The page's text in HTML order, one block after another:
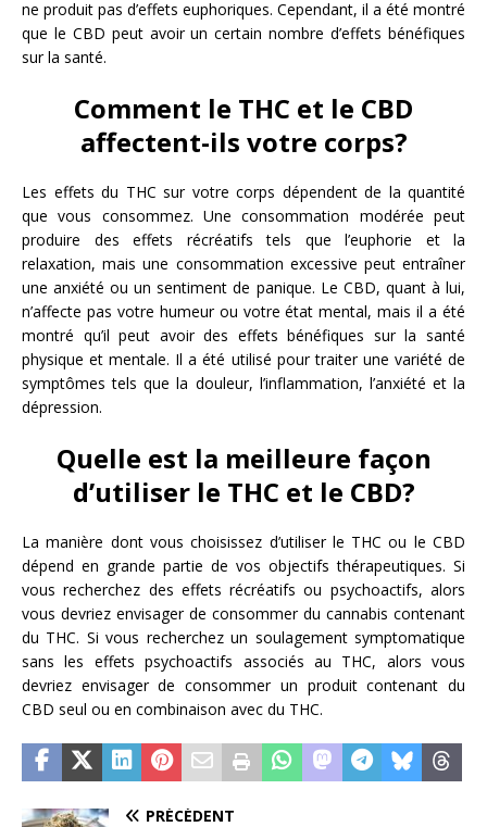
ne produit pas d’effets euphoriques. Cependant, il a été montré
que le CBD peut avoir un certain nombre d’effets bénéfiques
sur la santé.
Comment le THC et le CBD
affectent-ils votre corps?
Les effets du THC sur votre corps dépendent de la quantité
que vous consommez. Une consommation modérée peut
produire des effets récréatifs tels que l’euphorie et la
relaxation, mais une consommation excessive peut entraîner
une anxiété ou un sentiment de panique. Le CBD, quant à lui,
n’affecte pas votre humeur ou votre état mental, mais il a été
montré qu’il peut avoir des effets bénéfiques sur la santé
physique et mentale. Il a été utilisé pour traiter une variété de
symptômes tels que la douleur, l’inflammation, l’anxiété et la
dépression.
Quelle est la meilleure façon
d’utiliser le THC et le CBD?
La manière dont vous choisissez d’utiliser le THC ou le CBD
dépend en grande partie de vos objectifs thérapeutiques. Si
vous recherchez des effets récréatifs ou psychoactifs, alors
vous devriez envisager de consommer du cannabis contenant
du THC. Si vous recherchez un soulagement symptomatique
sans les effets psychoactifs associés au THC, alors vous
devriez envisager de consommer un produit contenant du
CBD seul ou en combinaison avec du THC.
PRÉCÉDENT